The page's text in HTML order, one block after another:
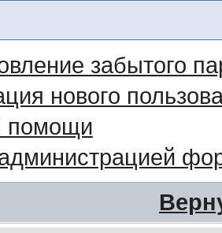
забытого
нового
помощи